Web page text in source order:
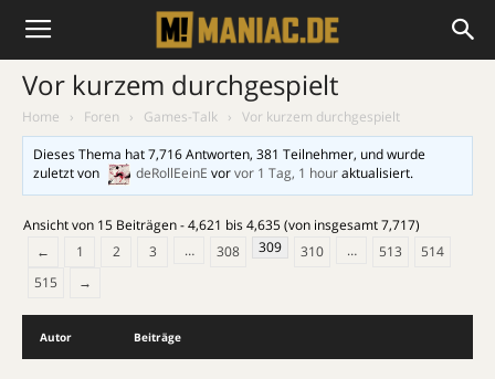
Vor kurzem durchgespielt
Home › Foren › Games-Talk › Vor kurzem durchgespielt
Dieses Thema hat 7,716 Antworten, 381 Teilnehmer, und wurde
zuletzt von
deRollEeinE vorvor 1 Tag, 1 houraktualisiert.
Ansicht von 15 Beiträgen - 4,621 bis 4,635 (von insgesamt 7,717)
←
1 2 3 … 308 309 310 … 513
514
515
→
Autor Beiträge